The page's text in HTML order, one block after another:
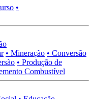
•
• Mineração • Conversão
• Produção de
Combustível